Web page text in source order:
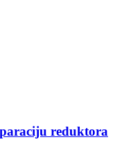
reduktora